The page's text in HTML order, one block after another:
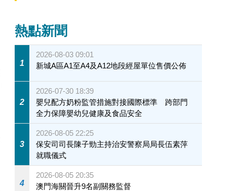
熱點新聞
1
2026-08-03 09:01
新城A區A1至A4及A12地段經屋單位售價公佈
2
2026-07-30 18:39
嬰兒配方奶粉監管措施對接國際標準 跨部門
全力保障嬰幼兒健康及食品安全
3
2026-08-05 22:25
保安司司長陳子勁主持治安警察局局長伍素萍
就職儀式
4
2026-08-05 20:35
澳門海關晉升9名副關務監督